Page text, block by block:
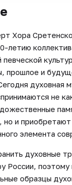
Хора
летию
певческой
прошлое и
духовная
не
но и приобретают
элемента
духовные
России, поэтому
образцы